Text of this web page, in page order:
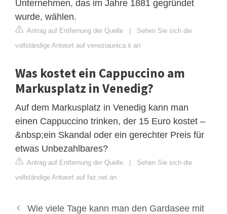
Unternehmen, das im Jahre 1881 gegründet
wurde, wählen.
Antrag auf Entfernung der Quelle | Sehen Sie sich die
vollständige Antwort auf veneziaunica.it an
Was kostet ein Cappuccino am
Markusplatz in Venedig?
Auf dem Markusplatz in Venedig kann man
einen Cappuccino trinken, der 15 Euro kostet –
&nbsp;ein Skandal oder ein gerechter Preis für
etwas Unbezahlbares?
Antrag auf Entfernung der Quelle | Sehen Sie sich die
vollständige Antwort auf faz.net an
Wie viele Tage kann man den Gardasee mit